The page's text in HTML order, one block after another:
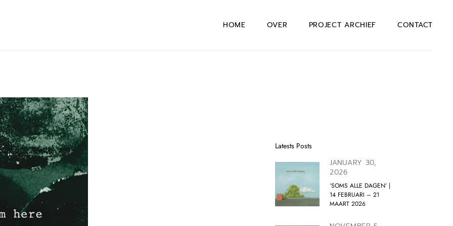
HOME OVER PROJECT ARCHIEF CONTACT
Latests Posts
JANUARY 30,
2026
‘SOMS ALLE DAGEN’ |
14 FEBRUARI – 21
MAART 2026